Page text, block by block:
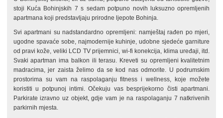
stoji Kuća Bohinjskih 7 s sedam potpuno novih luksuzno opremljenih
apartmana koji predstavljaju prirodne ljepote Bohinja.
Svi apartmani su nadstandardno opremljeni: namještaj rađen po mjeri,
ugodne spavaće sobe, najmodernije kuhinje, udobne sjedeće garniture
od pravi kože, veliki LCD TV prijemnici, wi-fi konekcija, klima uređaji, itd.
Svaki apartman ima balkon ili terasu. Kreveti su opremljeni kvalitetnim
madracima, jer zaista želimo da se kod nas odmorite. U podrumskim
prostorima su vam na raspolaganju fitness i wellness, koje možete
koristiti u potpunoj intimi. Očekuju vas besprijekorno čisti apartmani.
Parkirate izravno uz objekt, gdje vam je na raspolaganju 7 natkrivenih
parkirnih mjesta.